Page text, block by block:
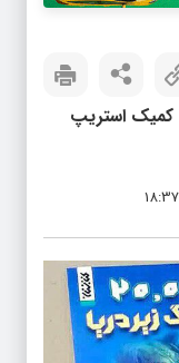
کمیک استریپ